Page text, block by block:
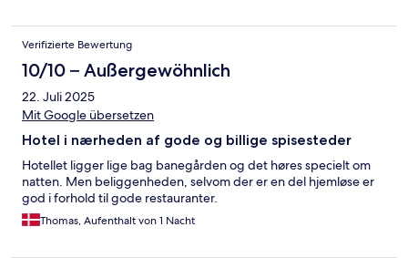
Verifizierte Bewertung
10/10 – Außergewöhnlich
22. Juli 2025
Mit Google übersetzen
Hotel i nærheden af gode og billige spisesteder
Hotellet ligger lige bag banegården og det høres specielt om
natten. Men beliggenheden, selvom der er en del hjemløse er
god i forhold til gode restauranter.
Thomas, Aufenthalt von 1 Nacht